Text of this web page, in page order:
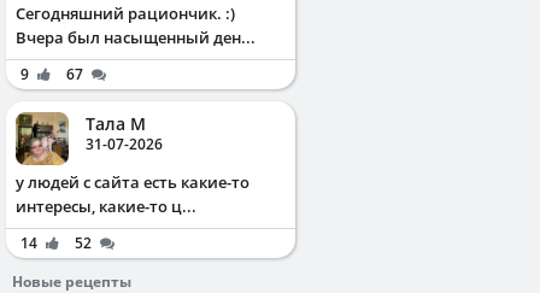
Сегодняшний рациончик. :)
Вчера был насыщенный ден...
9 67
Тала М
31-07-2026
у людей с сайта есть какие-то
интересы, какие-то ц...
14
52
Новые рецепты